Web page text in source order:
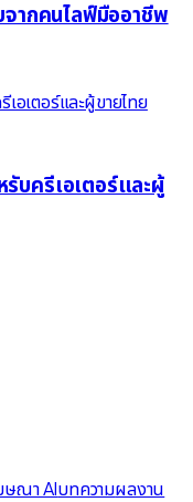
จากคนไลฟ์มืออาชีพ
บครีเอเตอร์และผู้
ษณา AIบทความผลงาน